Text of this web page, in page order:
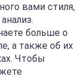
вами стиля,
больше о
а также об их
Чтобы